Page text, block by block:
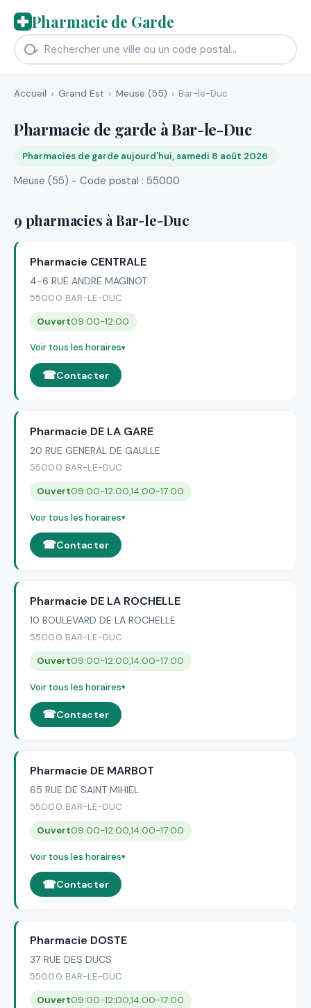
Pharmacie de Garde
Accueil Grand Est Meuse (55) Bar-le-Duc
Pharmacie de garde à Bar-le-Duc
Pharmacies de garde aujourd'hui, samedi 8 août 2026
Meuse (55) - Code postal : 55000
9 pharmacies à Bar-le-Duc
Pharmacie CENTRALE
4-6 RUE ANDRE MAGINOT
55000 BAR-LE-DUC
Ouvert09:00-12:00
Voir tous les horaires
Contacter
Pharmacie DE LA GARE
20 RUE GENERAL DE GAULLE
55000 BAR-LE-DUC
Ouvert09:00-12:00,14:00-17:00
Voir tous les horaires
Contacter
Pharmacie DE LA ROCHELLE
10 BOULEVARD DE LA ROCHELLE
55000 BAR-LE-DUC
Ouvert09:00-12:00,14:00-17:00
Voir tous les horaires
Contacter
Pharmacie DE MARBOT
65 RUE DE SAINT MIHIEL
55000 BAR-LE-DUC
Ouvert09:00-12:00,14:00-17:00
Voir tous les horaires
Contacter
Pharmacie DOSTE
37 RUE DES DUCS
55000 BAR-LE-DUC
Ouvert09:00-12:00,14:00-17:00